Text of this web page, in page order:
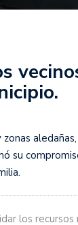
aledañas,
su
los recursos